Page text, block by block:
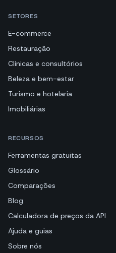
SETORES
E-commerce
Restauração
Clínicas e consultórios
Beleza e bem-estar
Turismo e hotelaria
Imobiliárias
RECURSOS
Ferramentas gratuitas
Glossário
Comparações
Blog
Calculadora de preços da API
Ajuda e guias
Sobre nós